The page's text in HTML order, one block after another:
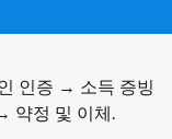
인증 → 소득 증빙
약정 및 이체.